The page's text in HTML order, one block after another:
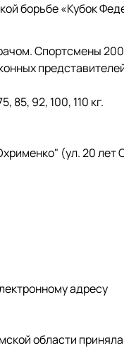
борьбе «Кубок
Спортсмены
85, 92, 100, 110 кг.
(ул. 20 лет
адресу
области приняла